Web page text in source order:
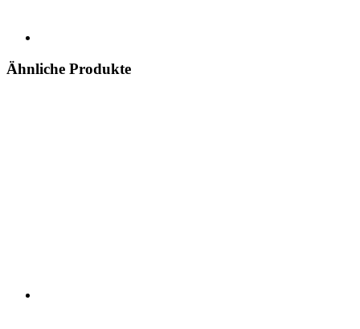
Ähnliche Produkte